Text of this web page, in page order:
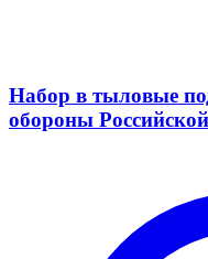
Набор в тыловые
обороны